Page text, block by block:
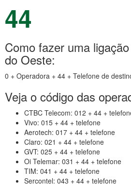
44
Como fazer uma
do Oeste:
0 + Operadora + 44 + Telefone de
Veja o código das
CTBC Telecom: 012 + 44 +
Vivo: 015 + 44 + telefone
Aerotech: 017 + 44 + telefone
Claro: 021 + 44 + telefone
GVT: 025 + 44 + telefone
Oi Telemar: 031 + 44 + telefone
TIM: 041 + 44 + telefone
Sercontel: 043 + 44 + telefone